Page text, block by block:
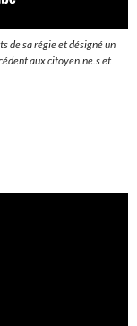
de sa régie et désigné un
aux citoyen.ne.s et